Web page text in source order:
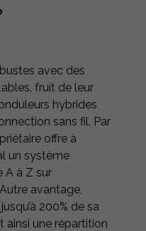
avec des
fruit de leur
hybrides
sans fil. Par
offre à
un système
A à Z sur
avantage,
200% de sa
ainsi une répartition